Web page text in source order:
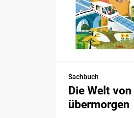
Sachbuch
Die Welt von
übermorgen